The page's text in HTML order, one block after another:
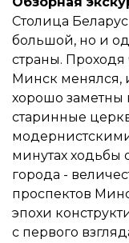
Столица
большой, но и
страны. Проходя
Минск менялся,
хорошо заметны
старинные
минутах ходьбы
города -
проспектов
эпохи
с первого